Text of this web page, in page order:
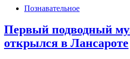
Познавательное
Первый подводный
открылся в Ланcароте